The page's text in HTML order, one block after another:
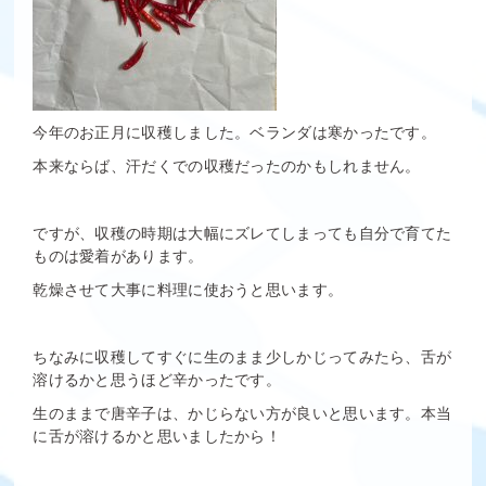
今年のお正月に収穫しました。ベランダは寒かったです。
本来ならば、汗だくでの収穫だったのかもしれません。
ですが、収穫の時期は大幅にズレてしまっても自分で育てた
ものは愛着があります。
乾燥させて大事に料理に使おうと思います。
ちなみに収穫してすぐに生のまま少しかじってみたら、舌が
溶けるかと思うほど辛かったです。
生のままで唐辛子は、かじらない方が良いと思います。本当
に舌が溶けるかと思いましたから！